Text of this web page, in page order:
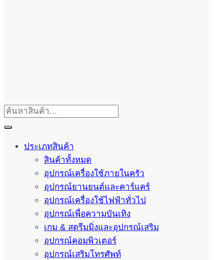
ประเภทสินค้า
สินค้าทั้งหมด
อุปกรณ์เครื่องใช้ภายในครัว
อุปกรณ์ยานยนต์และคาร์แคร์
อุปกรณ์เครื่องใช้ไฟฟ้าทั่วไป
อุปกรณ์เพื่อความบันเทิง
เกม & สตรีมมิ่งและอุปกรณ์เสริม
อุปกรณ์คอมพิวเตอร์
อุปกรณ์เสริมโทรศัพท์